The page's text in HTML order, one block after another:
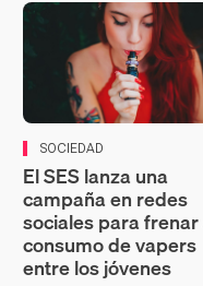
SOCIEDAD
El SES lanza una
campaña en redes
sociales para
consumo de vapers
entre los jóvenes